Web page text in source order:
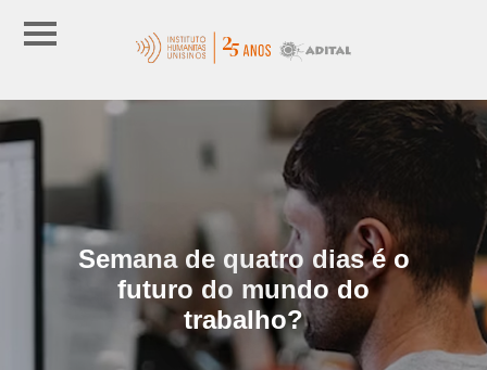
Semana de quatro dias é o
futuro do mundo do
trabalho?